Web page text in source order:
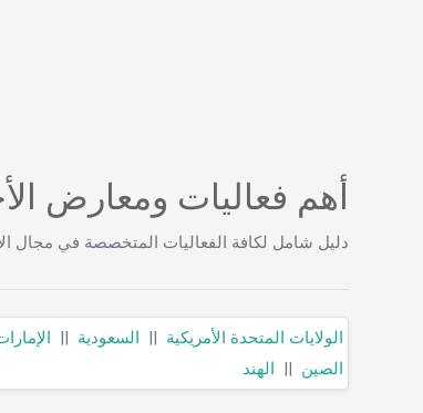
أهم فعاليات ومعارض
دليل شامل لكافة الفعاليات المتخصصة في مجال
الولايات المتحدة الأمريكية || السعودية ||
الصين || الهند